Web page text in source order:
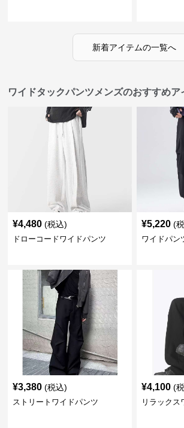
新着アイテムの一覧へ
ワイドタックパンツメンズのおすすめア
¥4,480 (税込)
ドローコードワイドパンツ
¥5,220 (
ワイドパン
¥3,380 (税込)
ストリートワイドパンツ
¥4,100 (
リラックス